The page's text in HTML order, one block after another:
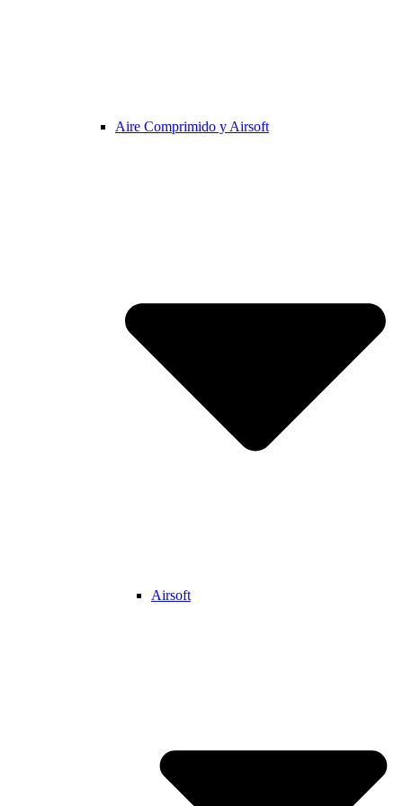
Aire Comprimido y Airsoft
Airsoft